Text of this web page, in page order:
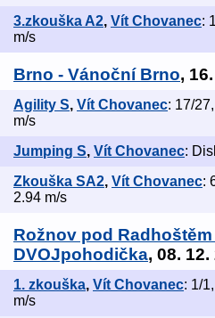
3.zkouška A2, Vít Chovanec:
m/s
Brno - Vánoční Brno,
Agility S, Vít Chovanec: 17/
m/s
Jumping S, Vít Chovanec:
Zkouška SA2, Vít Chovanec:
2.94 m/s
Rožnov pod
DVOJpohodička, 08. 12.
1. zkouška, Vít Chovanec: 1/
m/s